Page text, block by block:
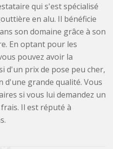
qui s'est spécialisé
en alu. Il bénéficie
son domaine grâce à son
En optant pour les
pouvez avoir la
d'un prix de pose peu cher,
d'une grande qualité. Vous
si vous lui demandez un
Il est réputé à